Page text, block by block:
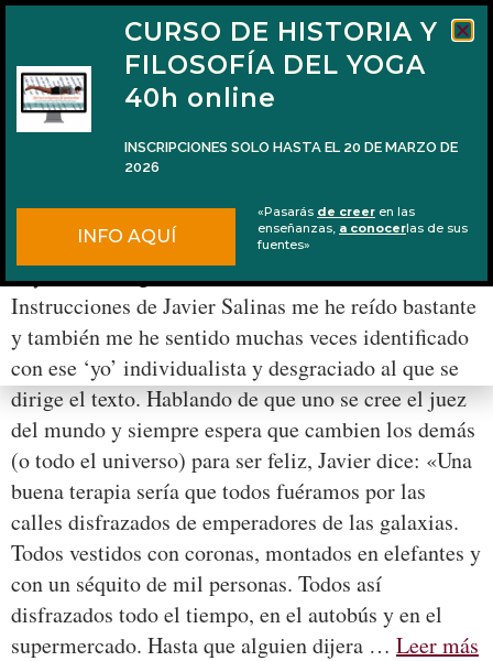
Somos una mota de polvo y es una buena
noticia
Leyendo el original libro Felicidad. Manual de
Instrucciones de Javier Salinas me he reído bastante
y también me he sentido muchas veces identificado
con ese ‘yo’ individualista y desgraciado al que se
dirige el texto. Hablando de que uno se cree el juez
del mundo y siempre espera que cambien los demás
(o todo el universo) para ser feliz, Javier dice: «Una
buena terapia sería que todos fuéramos por las
calles disfrazados de emperadores de las galaxias.
Todos vestidos con coronas, montados en elefantes y
con un séquito de mil personas. Todos así
disfrazados todo el tiempo, en el autobús y en el
supermercado. Hasta que alguien dijera … Leer más
CURSO DE HISTORIA Y
FILOSOFÍA DEL YOGA
40h online
INSCRIPCIONES SOLO HASTA EL 20 DE MARZO DE
2026
INFO AQUÍ
«Pasarás de creer en las
enseñanzas, a conocerlas de sus
fuentes»